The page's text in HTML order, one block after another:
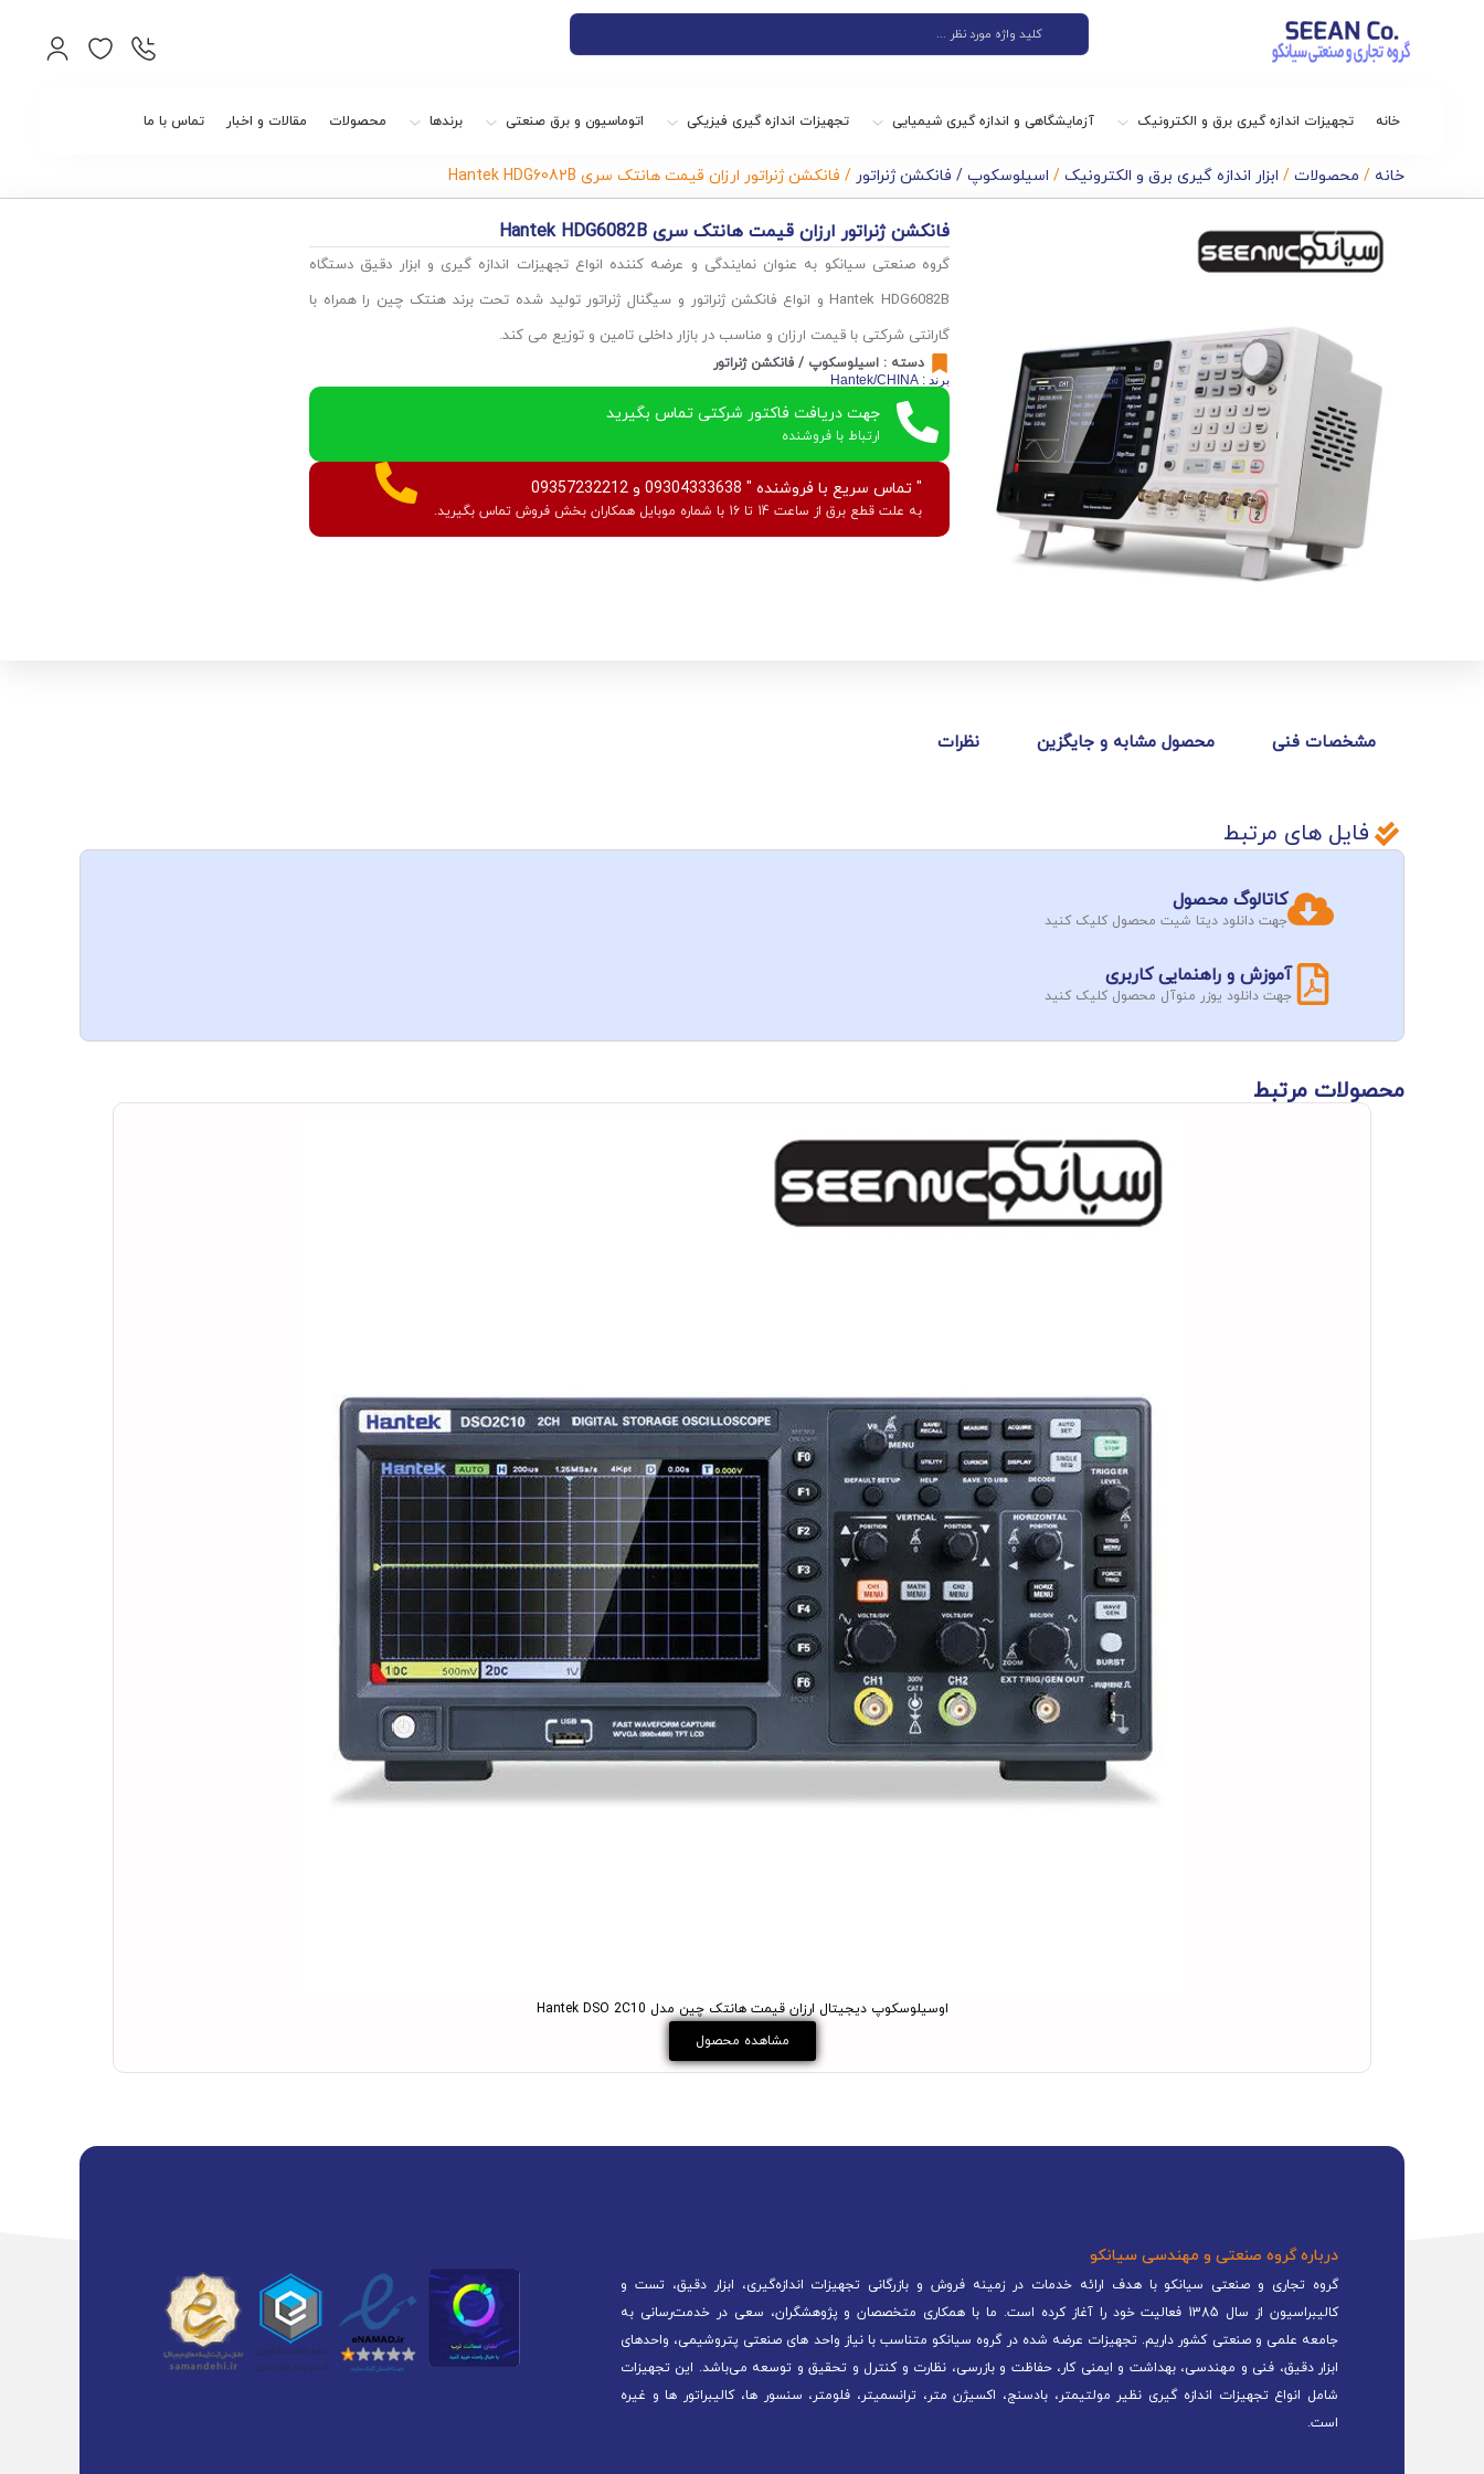
خانه تجهیزات اندازه گیری برق و الکترونیک آزمایشگاهی و اندازه گیری شیمیایی تجهیزات اندازه گیری فیزیکی اتوماسیون و برق صنعتی برندها محصولات مقالات و اخبار تماس با ما
خانه / محصولات / ابزار اندازه گیری برق و الکترونیک / اسیلوسکوپ / فانکشن ژنراتور / فانکشن ژنراتور ارزان قیمت هانتک سری Hantek HDG6082B
فانکشن ژنراتور ارزان قیمت هانتک سری Hantek HDG6082B
گروه صنعتی سیانکو به عنوان نمایندگی و عرضه کننده انواع تجهیزات اندازه گیری و ابزار دقیق دستگاه
Hantek HDG6082B و انواع فانکشن ژنراتور و سیگنال ژنراتور تولید شده تحت برند هنتک چین را همراه با
گارانتی شرکتی با قیمت ارزان و مناسب در بازار داخلی تامین و توزیع می کند.
دسته : اسیلوسکوپ / فانکشن ژنراتور
برند : Hantek/CHINA
جهت دریافت فاکتور شرکتی تماس بگیرید
ارتباط با فروشنده
" تماس سریع با فروشنده " 09304333638 و 09357232212
به علت قطع برق از ساعت 14 تا 16 با شماره موبایل همکاران بخش فروش تماس بگیرید.
مشخصات فنی محصول مشابه و جایگزین نظرات
فایل های مرتبط
کاتالوگ محصول
جهت دانلود دیتا شیت محصول کلیک کنید
آموزش و راهنمایی کاربری
جهت دانلود یوزر منوآل محصول کلیک کنید
محصولات مرتبط
اوسیلوسکوپ دیجیتال ارزان قیمت هانتک چین مدل Hantek DSO 2C10
مشاهده محصول
درباره گروه صنعتی و مهندسی سیانکو
گروه تجاری و صنعتی سیانکو با هدف ارائه خدمات در زمینه فروش و بازرگانی تجهیزات اندازه‌گیری، ابزار دقیق، تست و
کالیبراسیون از سال 1385 فعالیت خود را آغاز کرده است. ما با همکاری متخصصان و پژوهشگران، سعی در خدمت‌رسانی به
جامعه علمی و صنعتی کشور داریم. تجهیزات عرضه شده در گروه سیانکو متناسب با نیاز واحد های صنعتی پتروشیمی، واحدهای
ابزار دقیق، فنی و مهندسی، بهداشت و ایمنی کار، حفاظت و بازرسی، نظارت و کنترل و تحقیق و توسعه می‌باشد. این تجهیزات
شامل انواع تجهیزات اندازه گیری نظیر مولتیمتر، بادسنج، اکسیژن متر، ترانسمیتر، فلومتر، سنسور ها، کالیبراتور ها و غیره
است.